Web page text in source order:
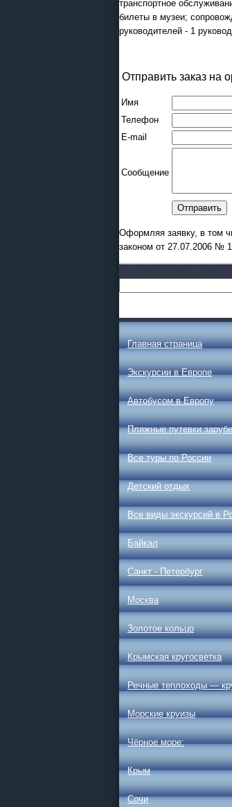
транспортное
билеты в музеи;
руководителей - 1
Отправить заказ на
Имя
Телефон
E-mail
Сообщение
Оформляя заявку, в том
законом от 27.07.2006 №
Главная страница
Экскурсии в Европе
Автобусом в Европу
Пляжные путевки
Все туры по России
Детский отдых
Все виды экскурсий в
Байкал
Санкт - Петербург
Москва
Золотое кольцо
Крымская кругосветка
Речные теплоходы —
Морские круизы
Чёрное море:
Крым
Сочи